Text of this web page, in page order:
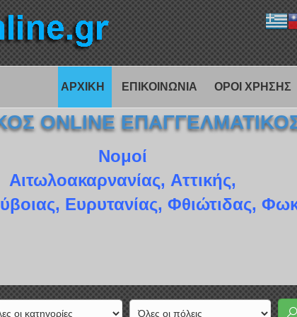
ΑΡΧΙΚΗ ΕΠΙΚΟΙΝΩΝΙΑ ΟΡΟΙ ΧΡΗΣΗΣ
ONLINE
Νομοί
Αιτωλοακαρνανίας, Αττικής,
Ευρυτανίας, Φθιώτιδας,